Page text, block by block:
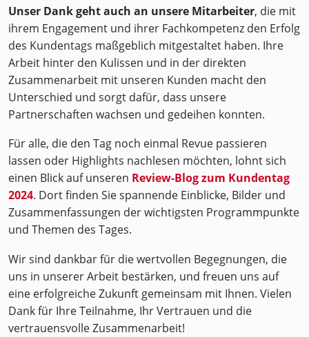
Unser Dank geht auch an unsere Mitarbeiter, die mit
ihrem Engagement und ihrer Fachkompetenz den Erfolg
des Kundentags maßgeblich mitgestaltet haben. Ihre
Arbeit hinter den Kulissen und in der direkten
Zusammenarbeit mit unseren Kunden macht den
Unterschied und sorgt dafür, dass unsere
Partnerschaften wachsen und gedeihen konnten.
Für alle, die den Tag noch einmal Revue passieren
lassen oder Highlights nachlesen möchten, lohnt sich
einen Blick auf unseren Review-Blog zum Kundentag
2024. Dort finden Sie spannende Einblicke, Bilder und
Zusammenfassungen der wichtigsten Programmpunkte
und Themen des Tages.
Wir sind dankbar für die wertvollen Begegnungen, die
uns in unserer Arbeit bestärken, und freuen uns auf
eine erfolgreiche Zukunft gemeinsam mit Ihnen. Vielen
Dank für Ihre Teilnahme, Ihr Vertrauen und die
vertrauensvolle Zusammenarbeit!